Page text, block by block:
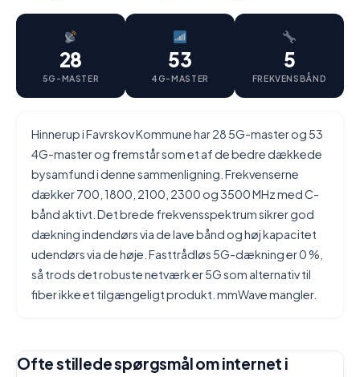
28
5G-MASTER
53
4G-MASTER
5
FREKVENSBÅND
Hinnerup i Favrskov Kommune har 28 5G-master og 53
4G-master og fremstår som et af de bedre dækkede
bysamfund i denne sammenligning. Frekvenserne
dækker 700, 1800, 2100, 2300 og 3500 MHz med C-
bånd aktivt. Det brede frekvensspektrum sikrer god
dækning indendørs via de lave bånd og høj kapacitet
udendørs via de høje. Fasttrådløs 5G-dækning er 0 %,
så trods det robuste netværk er 5G som alternativ til
fiber ikke et tilgængeligt produkt. mmWave mangler.
Ofte stillede spørgsmål om internet i